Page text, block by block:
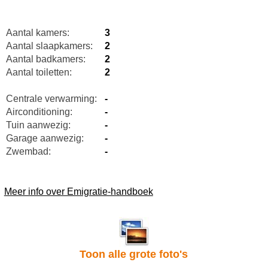
Aantal kamers:
3
Aantal slaapkamers:
2
Aantal badkamers:
2
Aantal toiletten:
2
Centrale verwarming:
-
Airconditioning:
-
Tuin aanwezig:
-
Garage aanwezig:
-
Zwembad:
-
Meer info over Emigratie-handboek
Toon alle grote foto's